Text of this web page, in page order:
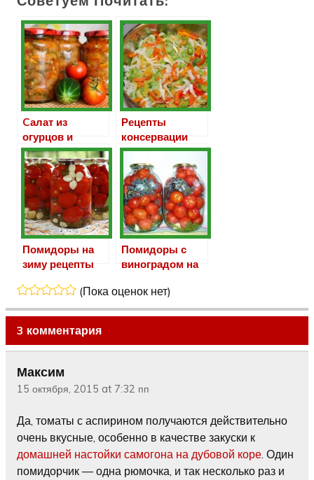
Cалат из
огурцов и
помидоров на
зиму
Рецепты
консервации
салатов из
зеленых
помидор
Помидоры на
зиму рецепты
стерилизации
Помидоры с
виноградом на
(Пока оценок нет)
3 комментария
Максим
15 октября, 2015 at 7:32 пп
Да, томаты с аспирином получаются действительно
очень вкусные, особенно в качестве закуски к
домашней настойки самогона на дубовой коре. Один
помидорчик — одна рюмочка, и так несколько раз и